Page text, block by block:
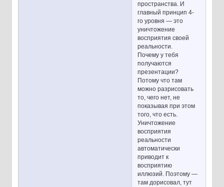
пространства. И
главный принцип 4-
го уровня — это
уничтожение
восприятия своей
реальности.
Почему у тебя
получаются
презентации?
Потому что там
можно разрисовать
то, чего нет, не
показывая при этом
того, что есть.
Уничтожение
восприятия
реальности
автоматически
приводит к
восприятию
иллюзий. Поэтому —
там дорисовал, тут